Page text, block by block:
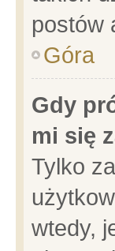
postów
Góra
Gdy
mi się
Tylko
wtedy,